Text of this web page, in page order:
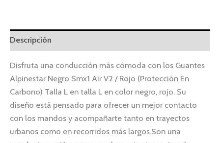
Descripción
Disfruta una conducción más cómoda con los Guantes
Alpinestar Negro Smx1 Air V2 / Rojo (Protección En
Carbono) Talla L en talla L en color negro, rojo. Su
diseño está pensado para ofrecer un mejor contacto
con los mandos y acompañarte tanto en trayectos
urbanos como en recorridos más largos.Son una